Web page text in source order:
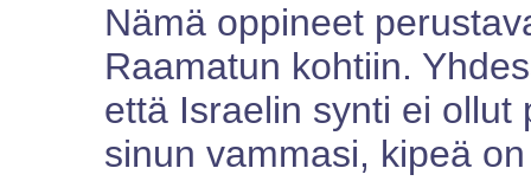
Nämä oppineet
Raamatun kohtiin.
että Israelin synti ei ollut
sinun vammasi, kipeä